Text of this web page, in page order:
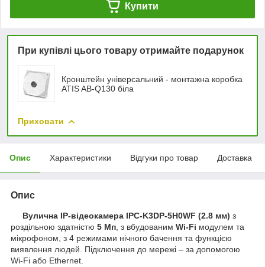
Купити
При купівлі цього товару отримайте подарунок
Кронштейн універсальний - монтажна коробка
ATIS AB-Q130 біла
Приховати
Опис Характеристики Відгуки про товар Доставка
Опис
Вулична IP-відеокамера IPC-K3DP-5H0WF (2.8 мм) з
роздільною здатністю 5 Мп , з вбудованим Wi-Fi модулем та
мікрофоном, з 4 режимами нічного бачення та функцією
виявлення людей. Підключення до мережі – за допомогою
Wi-Fi або Ethernet.